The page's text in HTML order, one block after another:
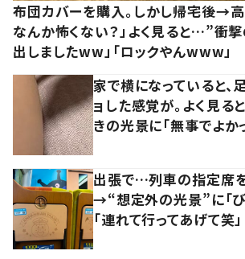
布団カバーを購入。しかし帰宅後→高
なんか怖くない？」よく見ると…”衝
出しましたww」「ロックやんwww」
家で横になっていると、
ョした感覚が。よく見る
きの光景に「無事でよか
出張で…列車の指定席
→“想定外の光景”に「び
「連れて行ってあげて笑」